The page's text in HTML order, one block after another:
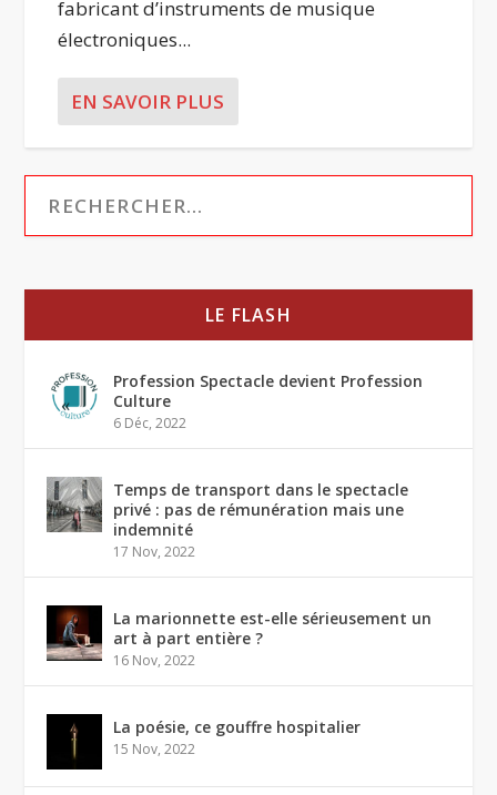
fabricant d’instruments de musique
électroniques...
EN SAVOIR PLUS
LE FLASH
Profession Spectacle devient Profession
Culture
6 Déc, 2022
Temps de transport dans le spectacle
privé : pas de rémunération mais une
indemnité
17 Nov, 2022
La marionnette est-elle sérieusement un
art à part entière ?
16 Nov, 2022
La poésie, ce gouffre hospitalier
15 Nov, 2022